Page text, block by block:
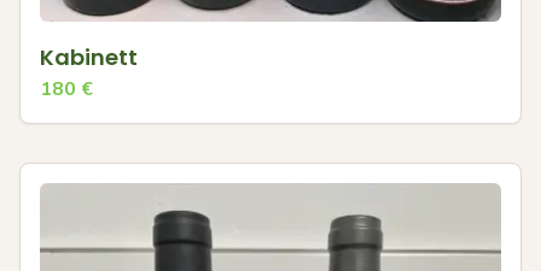
Kabinett
180 €